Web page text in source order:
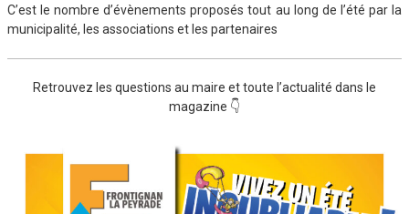
C’est le nombre d’évènements proposés tout au long de l’été par la
municipalité, les associations et les partenaires
Retrouvez les questions au maire et toute l’actualité dans le
magazine 👇